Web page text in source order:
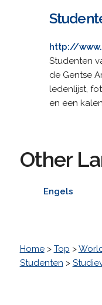
http://
Studenten
de Gentse
ledenlijst,
en een
Other
Engels
Home> Top >
Studenten >